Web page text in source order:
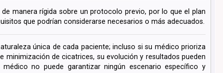
manera rígida sobre un protocolo previo, por lo que el plan
que podrían considerarse necesarios o más adecuados.
única de cada paciente; incluso si su médico prioriza
de cicatrices, su evolución y resultados pueden
no puede garantizar ningún escenario específico y